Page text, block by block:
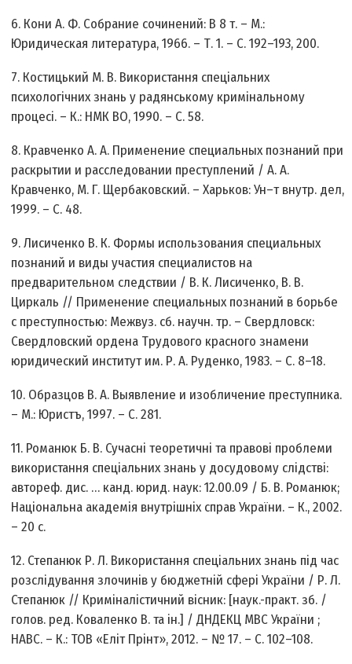
6. Кони А. Ф. Собрание сочинений: В 8 т. – М.:
Юридическая литература, 1966. – Т. 1. – С. 192–193, 200.
7. Костицький М. В. Використання спеціальних
психологічних знань у радянському кримінальному
процесі. – К.: НМК ВО, 1990. – С. 58.
8. Кравченко А. А. Применение специальных познаний при
раскрытии и расследовании преступлений / А. А.
Кравченко, М. Г. Щербаковский. – Харьков: Ун–т внутр. дел,
1999. – С. 48.
9. Лисиченко В. К. Формы использования специальных
познаний и виды участия специалистов на
предварительном следствии / В. К. Лисиченко, В. В.
Циркаль // Применение специальных познаний в борьбе
с преступностью: Межвуз. сб. научн. тр. – Свердловск:
Свердловский ордена Трудового красного знамени
юридический институт им. Р. А. Руденко, 1983. – С. 8–18.
10. Образцов В. А. Выявление и изобличение преступника.
– М.: Юристъ, 1997. – С. 281.
11. Романюк Б. В. Сучасні теоретичні та правові проблеми
використання спеціальних знань у досудовому слідстві:
автореф. дис. … канд. юрид. наук: 12.00.09 / Б. В. Романюк;
Національна академія внутрішніх справ України. – К., 2002.
– 20 с.
12. Степанюк Р. Л. Використання спеціальних знань під час
розслідування злочинів у бюджетній сфері України / Р. Л.
Степанюк // Криміналістичний вісник: [наук.-практ. зб. /
голов. ред. Коваленко В. та ін.] / ДНДЕКЦ МВС України ;
НАВС. – К.: ТОВ «Еліт Прінт», 2012. – № 17. – C. 102–108.